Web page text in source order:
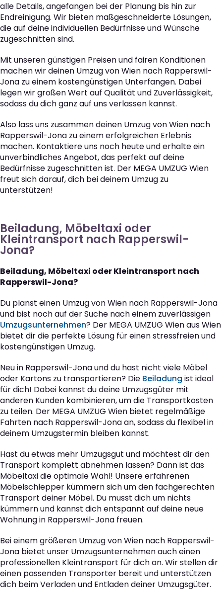
alle Details, angefangen bei der Planung bis hin zur
Endreinigung. Wir bieten maßgeschneiderte Lösungen,
die auf deine individuellen Bedürfnisse und Wünsche
zugeschnitten sind.
Mit unseren günstigen Preisen und fairen Konditionen
machen wir deinen Umzug von Wien nach Rapperswil-
Jona zu einem kostengünstigen Unterfangen. Dabei
legen wir großen Wert auf Qualität und Zuverlässigkeit,
sodass du dich ganz auf uns verlassen kannst.
Also lass uns zusammen deinen Umzug von Wien nach
Rapperswil-Jona zu einem erfolgreichen Erlebnis
machen. Kontaktiere uns noch heute und erhalte ein
unverbindliches Angebot, das perfekt auf deine
Bedürfnisse zugeschnitten ist. Der MEGA UMZUG Wien
freut sich darauf, dich bei deinem Umzug zu
unterstützen!
Beiladung, Möbeltaxi oder
Kleintransport nach Rapperswil-
Jona?
Beiladung, Möbeltaxi oder Kleintransport nach
Rapperswil-Jona?
Du planst einen Umzug von Wien nach Rapperswil-Jona
und bist noch auf der Suche nach einem zuverlässigen
Umzugsunternehmen? Der MEGA UMZUG Wien aus Wien
bietet dir die perfekte Lösung für einen stressfreien und
kostengünstigen Umzug.
Neu in Rapperswil-Jona und du hast nicht viele Möbel
oder Kartons zu transportieren? Die Beiladung ist ideal
für dich! Dabei kannst du deine Umzugsgüter mit
anderen Kunden kombinieren, um die Transportkosten
zu teilen. Der MEGA UMZUG Wien bietet regelmäßige
Fahrten nach Rapperswil-Jona an, sodass du flexibel in
deinem Umzugstermin bleiben kannst.
Hast du etwas mehr Umzugsgut und möchtest dir den
Transport komplett abnehmen lassen? Dann ist das
Möbeltaxi die optimale Wahl! Unsere erfahrenen
Möbelschlepper kümmern sich um den fachgerechten
Transport deiner Möbel. Du musst dich um nichts
kümmern und kannst dich entspannt auf deine neue
Wohnung in Rapperswil-Jona freuen.
Bei einem größeren Umzug von Wien nach Rapperswil-
Jona bietet unser Umzugsunternehmen auch einen
professionellen Kleintransport für dich an. Wir stellen dir
einen passenden Transporter bereit und unterstützen
dich beim Verladen und Entladen deiner Umzugsgüter.